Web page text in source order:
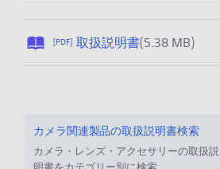
[PDF] 取扱説明書(5.38 MB)公
0
1
カメラ関連製品の取扱説明書検索
カメラ・レンズ・アクセサリーの取扱説